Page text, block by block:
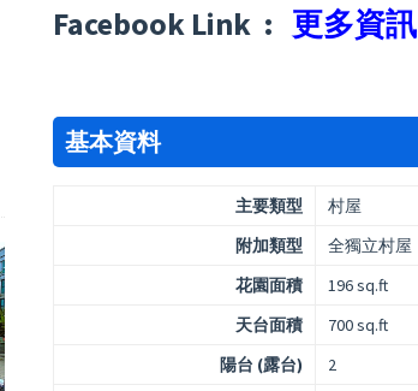
Facebook Link : 更多資訊
基本資料
主要類型
村屋
附加類型
全獨立村屋
花園面積
196 sq.ft
天台面積
700 sq.ft
陽台 (露台)
2